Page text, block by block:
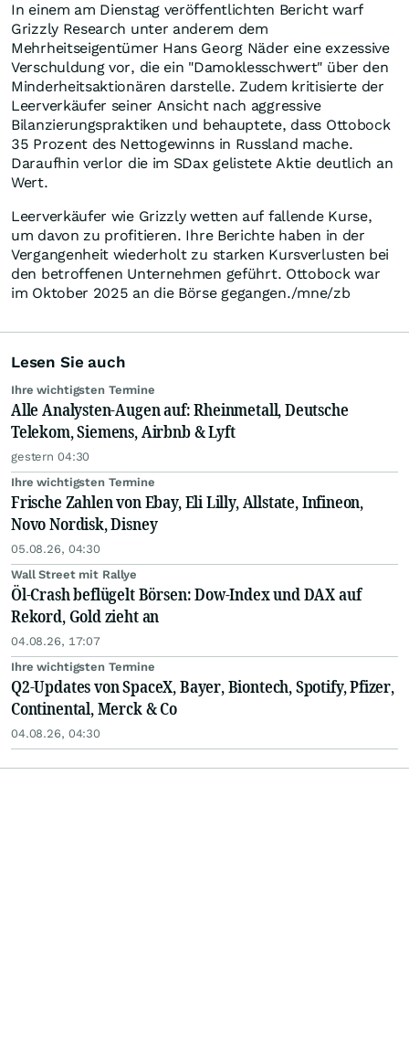
In einem am Dienstag veröffentlichten Bericht warf
Grizzly Research unter anderem dem
Mehrheitseigentümer Hans Georg Näder eine exzessive
Verschuldung vor, die ein "Damoklesschwert" über den
Minderheitsaktionären darstelle. Zudem kritisierte der
Leerverkäufer seiner Ansicht nach aggressive
Bilanzierungspraktiken und behauptete, dass Ottobock
35 Prozent des Nettogewinns in Russland mache.
Daraufhin verlor die im SDax gelistete Aktie deutlich an
Wert.
Leerverkäufer wie Grizzly wetten auf fallende Kurse,
um davon zu profitieren. Ihre Berichte haben in der
Vergangenheit wiederholt zu starken Kursverlusten bei
den betroffenen Unternehmen geführt. Ottobock war
im Oktober 2025 an die Börse gegangen./mne/zb
Lesen Sie auch
Ihre wichtigsten Termine
Alle Analysten-Augen auf: Rheinmetall, Deutsche
Telekom, Siemens, Airbnb & Lyft
gestern 04:30
Ihre wichtigsten Termine
Frische Zahlen von Ebay, Eli Lilly, Allstate, Infineon,
Novo Nordisk, Disney
05.08.26, 04:30
Wall Street mit Rallye
Öl-Crash beflügelt Börsen: Dow-Index und DAX auf
Rekord, Gold zieht an
04.08.26, 17:07
Ihre wichtigsten Termine
Q2-Updates von SpaceX, Bayer, Biontech, Spotify, Pfizer,
Continental, Merck & Co
04.08.26, 04:30